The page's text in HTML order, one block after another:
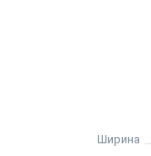
Ширина